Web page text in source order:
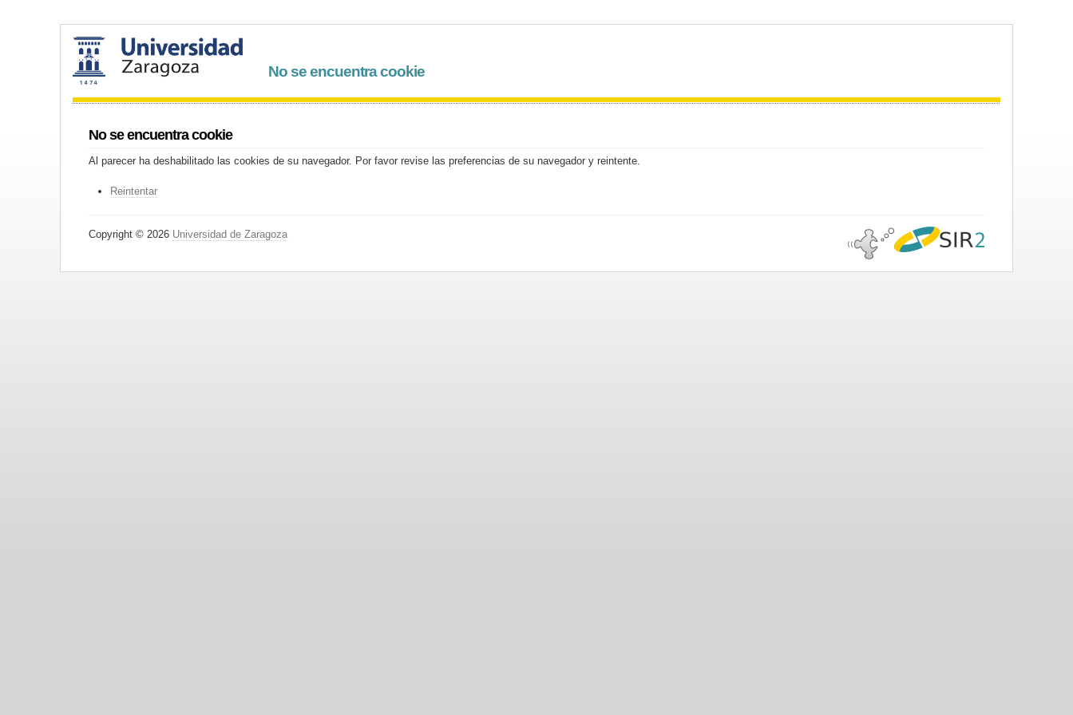
No se encuentra cookie
No se encuentra cookie
Al parecer ha deshabilitado las cookies de su navegador. Por favor revise las preferencias de su navegador y reintente.
Reintentar
Copyright © 2026 Universidad de Zaragoza